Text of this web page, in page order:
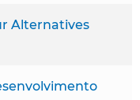
Alternatives